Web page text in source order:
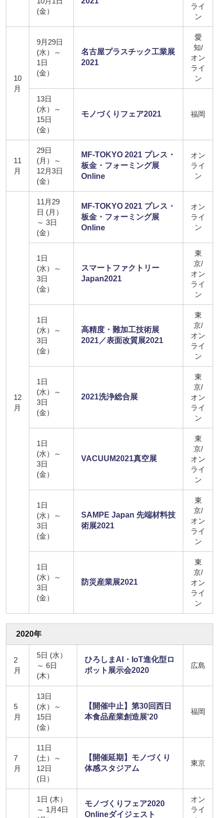
(金）
ライ
ン
10
月
9月29日
(水）～
1日
(金）
名古屋プラスチック工業展
2021
愛
知/
オン
ライ
ン
13日
(水）～
15日
(金）
モノづくりフェア2021 福岡
11
月
29日
(月）～
12月3日
(金）
MF-TOKYO 2021 プレス・
板金・フォーミング展
Online
オン
ライ
ン
12
月
11月29
日 (月）
～ 3日
(金）
MF-TOKYO 2021 プレス・
板金・フォーミング展
Online
オン
ライ
ン
1日
(水）～
3日
(金）
スマートファクトリー
Japan2021
東
京/
オン
ライ
ン
1日
(水）～
3日
(金）
高精度・難加工技術展
2021／表面改質展2021
東
京/
オン
ライ
ン
1日
(水）～
3日
(金）
2021洗浄総合展
東
京/
オン
ライ
ン
1日
(水）～
3日
(金）
VACUUM2021真空展
東
京/
オン
ライ
ン
1日
(水）～
3日
(金）
SAMPE Japan 先端材料技
術展2021
東
京/
オン
ライ
ン
1日
(水）～
3日
(金）
防災産業展2021
東
京/
オン
ライ
ン
2020年
2
月
5日 (水）
～ 6日
(木）
ひろしまAI・IoT進化型ロ
ボット展示会2020
広島
5
月
13日
(水）～
15日
(金）
【開催中止】第30回西日
本食品産業創造展'20
福岡
7
月
11日
(土）～
12日
(日）
【開催延期】モノづくり
体感スタジアム
東京
1日 (木）
～ 1月4日
モノづくりフェア2020
Onlineダイジェスト
オン
ライ